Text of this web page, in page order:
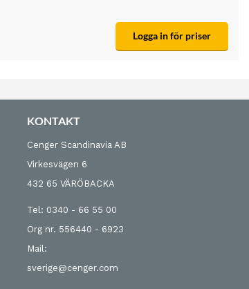
Logga in för priser
KONTAKT
Cenger Scandinavia AB
Virkesvägen 6
432 65 VÄRÖBACKA
Tel: 0340 - 66 55 00
Org nr. 556440 - 6923
Mail:
sverige@cenger.com